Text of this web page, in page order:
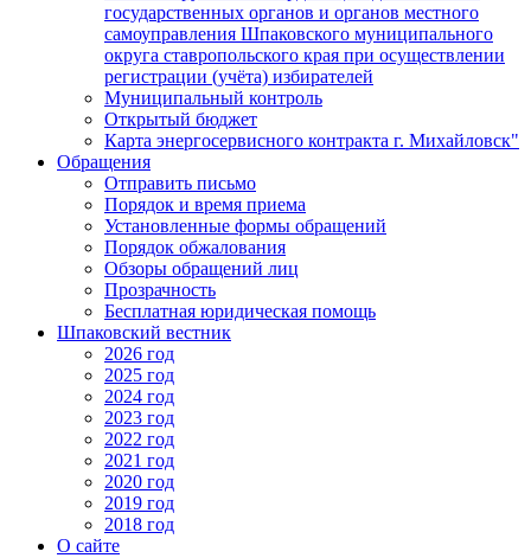
государственных органов и органов местного
самоуправления Шпаковского муниципального
округа ставропольского края при осуществлении
регистрации (учёта) избирателей
Муниципальный контроль
Открытый бюджет
Карта энергосервисного контракта г. Михайловск"
Обращения
Отправить письмо
Порядок и время приема
Установленные формы обращений
Порядок обжалования
Обзоры обращений лиц
Прозрачность
Бесплатная юридическая помощь
Шпаковский вестник
2026 год
2025 год
2024 год
2023 год
2022 год
2021 год
2020 год
2019 год
2018 год
О сайте